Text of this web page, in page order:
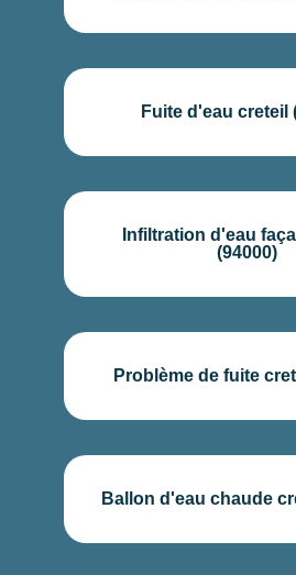
Fuite d'eau creteil
Infiltration d'eau
(94000)
Problème de fuite
Ballon d'eau chaude